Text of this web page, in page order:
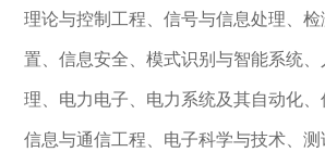
理论与控制工程、信号与信息处理、
置、信息安全、模式识别与智能系统
理、电力电子、电力系统及其自动化、
信息与通信工程、电子科学与技术、